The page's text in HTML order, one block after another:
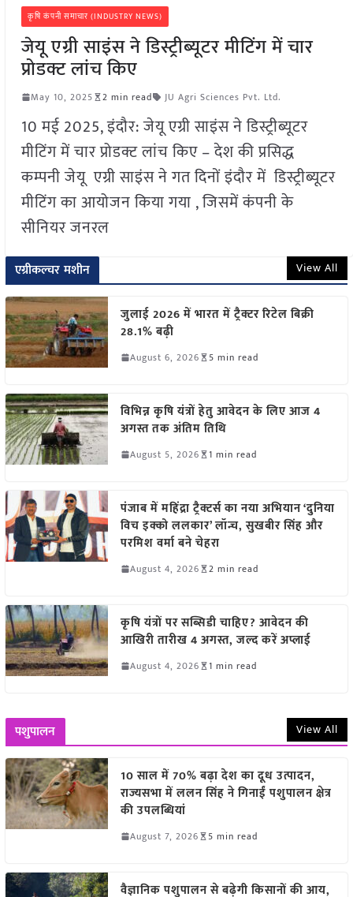
कृषि कंपनी समाचार (INDUSTRY NEWS)
जेयू एग्री साइंस ने डिस्ट्रीब्यूटर मीटिंग में चार
प्रोडक्ट लांच किए
May 10, 2025 2 min read JU Agri Sciences Pvt. Ltd.
10 मई 2025, इंदौर: जेयू एग्री साइंस ने डिस्ट्रीब्यूटर
मीटिंग में चार प्रोडक्ट लांच किए – देश की प्रसिद्ध
कम्पनी जेयू एग्री साइंस ने गत दिनों इंदौर में डिस्ट्रीब्यूटर
मीटिंग का आयोजन किया गया , जिसमें कंपनी के
सीनियर जनरल
एग्रीकल्चर मशीन View All
जुलाई 2026 में भारत में ट्रैक्टर रिटेल बिक्री
28.1% बढ़ी
August 6, 2026 5 min read
विभिन्न कृषि यंत्रों हेतु आवेदन के लिए आज 4
अगस्त तक अंतिम तिथि
August 5, 2026 1 min read
पंजाब में महिंद्रा ट्रैक्टर्स का नया अभियान ‘दुनिया
विच इक्को ललकार’ लॉन्च, सुखबीर सिंह और
परमिश वर्मा बने चेहरा
August 4, 2026 2 min read
कृषि यंत्रों पर सब्सिडी चाहिए? आवेदन की
आखिरी तारीख 4 अगस्त, जल्द करें अप्लाई
August 4, 2026 1 min read
पशुपालन View All
10 साल में 70% बढ़ा देश का दूध उत्पादन,
राज्यसभा में ललन सिंह ने गिनाईं पशुपालन क्षेत्र
की उपलब्धियां
August 7, 2026 5 min read
वैज्ञानिक पशुपालन से बढ़ेगी किसानों की आय,